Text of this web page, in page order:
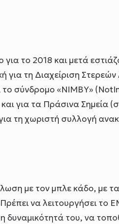
το 2018 και μετά
για τη Διαχείριση
το σύνδρομο «ΝΙΜΒΥ»
για τα Πράσινα Σημεία
τη χωριστή συλλογή
με τον μπλε κάδο, με
να λειτουργήσει το
δυναμικότητά του, να